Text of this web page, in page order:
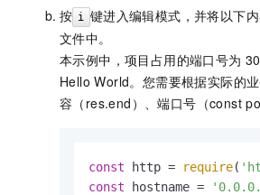
按 i 键进入编辑模式，并将以下
文件中。
本示例中，项目占用的端口号为
Hello World。您需要根据实际的
容（res.end）、端口号（const
const http = require(
const hostname =